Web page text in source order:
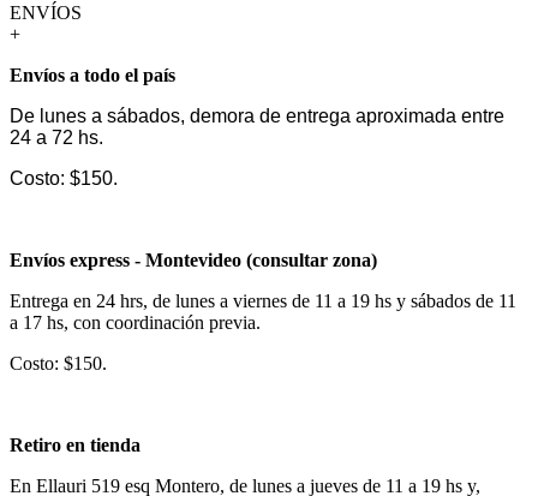
ENVÍOS
+
Envíos a todo el país
De lunes a sábados, demora de entrega aproximada entre
24 a 72 hs.
Costo: $150.
Envíos express - Montevideo (consultar zona)
Entrega en 24 hrs, de lunes a viernes de 11 a 19 hs y sábados de 11
a 17 hs, con coordinación previa.
Costo: $150.
Retiro en tienda
En Ellauri 519 esq Montero, de lunes a jueves de 11 a 19 hs y,